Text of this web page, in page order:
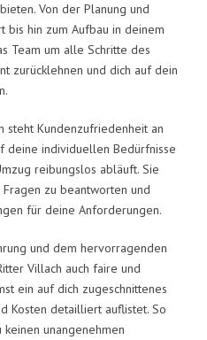
Von der Planung und
bis hin zum Aufbau in deinem
Team um alle Schritte des
zurücklehnen und dich auf dein
steht Kundenzufriedenheit an
deine individuellen Bedürfnisse
reibungslos abläuft. Sie
zu beantworten und
für deine Anforderungen.
und dem hervorragenden
Villach auch faire und
ein auf dich zugeschnittenes
Kosten detailliert auflistet. So
keinen unangenehmen